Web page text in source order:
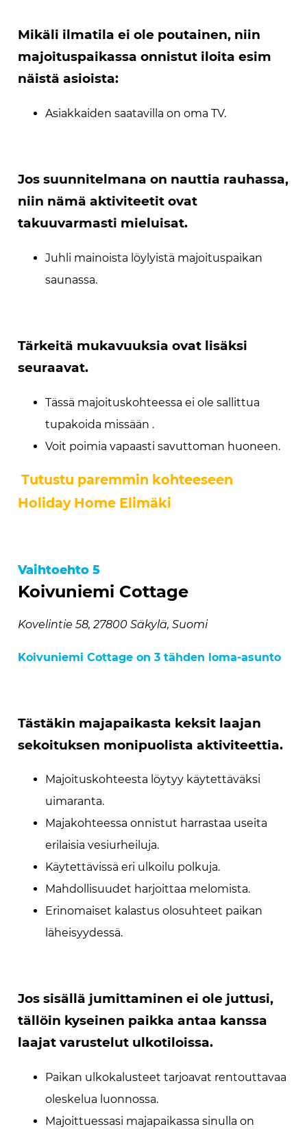
Mikäli ilmatila ei ole poutainen, niin
majoituspaikassa onnistut iloita esim
näistä asioista:
Asiakkaiden saatavilla on oma TV.
Jos suunnitelmana on nauttia rauhassa,
niin nämä aktiviteetit ovat
takuuvarmasti mieluisat.
Juhli mainoista löylyistä majoituspaikan
saunassa.
Tärkeitä mukavuuksia ovat lisäksi
seuraavat.
Tässä majoituskohteessa ei ole sallittua
tupakoida missään .
Voit poimia vapaasti savuttoman huoneen.
Tutustu paremmin kohteeseen
Holiday Home Elimäki
Vaihtoehto 5
Koivuniemi Cottage
Kovelintie 58, 27800 Säkylä, Suomi
Koivuniemi Cottage on 3 tähden loma-asunto
Tästäkin majapaikasta keksit laajan
sekoituksen monipuolista aktiviteettia.
Majoituskohteesta löytyy käytettäväksi
uimaranta.
Majakohteessa onnistut harrastaa useita
erilaisia vesiurheiluja.
Käytettävissä eri ulkoilu polkuja.
Mahdollisuudet harjoittaa melomista.
Erinomaiset kalastus olosuhteet paikan
läheisyydessä.
Jos sisällä jumittaminen ei ole juttusi,
tällöin kyseinen paikka antaa kanssa
laajat varustelut ulkotiloissa.
Paikan ulkokalusteet tarjoavat rentouttavaa
oleskelua luonnossa.
Majoittuessasi majapaikassa sinulla on